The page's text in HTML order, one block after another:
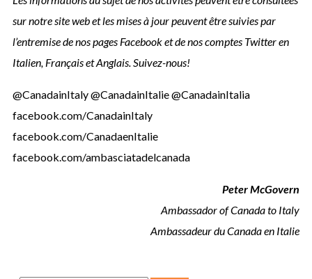
sur notre site web et les mises à jour peuvent être suivies par
l’entremise de nos pages Facebook et de nos comptes Twitter en
Italien, Français et Anglais. Suivez-nous!
@CanadainItaly @CanadainItalie @CanadainItalia
facebook.com/CanadainItaly
facebook.com/CanadaenItalie
facebook.com/ambasciatadelcanada
Peter McGovern
Ambassador of Canada to Italy
Ambassadeur du Canada en Italie